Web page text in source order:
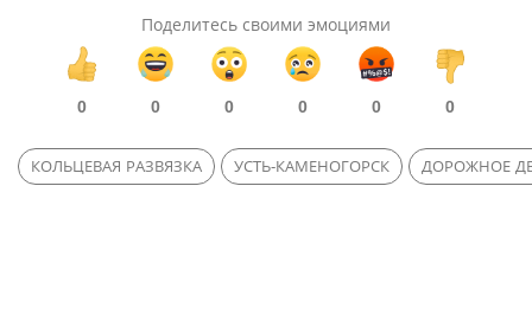
Поделитесь своими эмоциями
0 0 0 0 0 0
КОЛЬЦЕВАЯ РАЗВЯЗКА УСТЬ-КАМЕНОГОРСК ДОРОЖНОЕ